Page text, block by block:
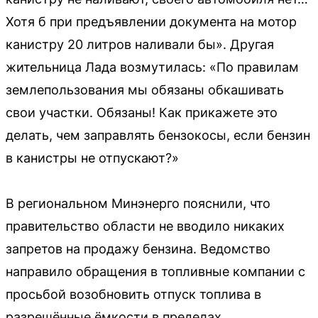
Хотя б при предъявлении документа на мотор
канистру 20 литров наливали бы». Другая
жительница Лада возмутилась: «По правилам
землепользования мы обязаны обкашивать
свои участки. Обязаны! Как прикажете это
делать, чем заправлять бензокосы, если бензин
в канистры не отпускают?»
В региональном Минэнерго пояснили, что
правительство области не вводило никаких
запретов на продажу бензина. Ведомство
направило обращения в топливные компании с
просьбой возобновить отпуск топлива в